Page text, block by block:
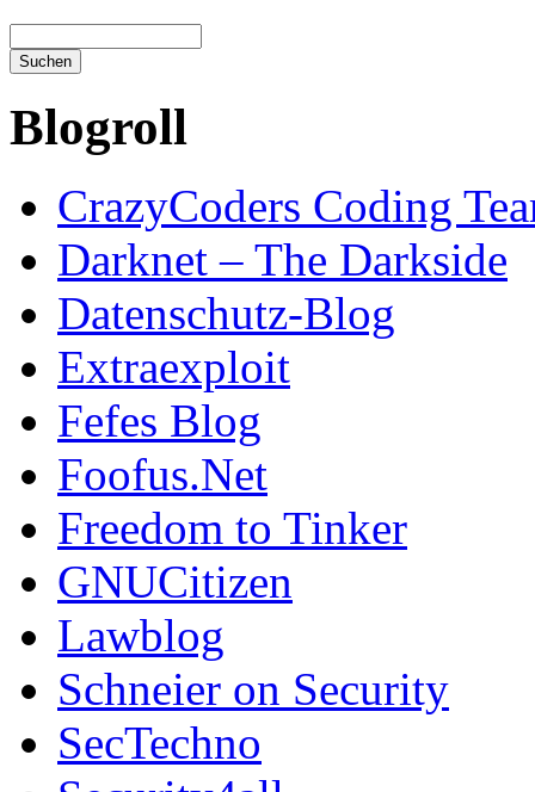
Blogroll
CrazyCoders Coding
Darknet – The Darkside
Datenschutz-Blog
Extraexploit
Fefes Blog
Foofus.Net
Freedom to Tinker
GNUCitizen
Lawblog
Schneier on Security
SecTechno